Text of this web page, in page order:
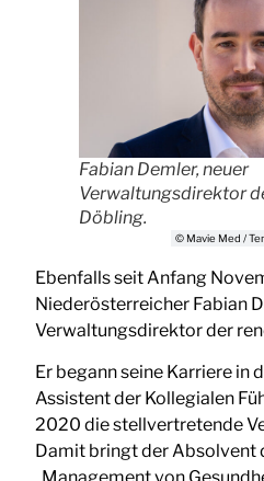
Fabian Demler, neuer
Verwaltungsdirektor
Döbling.
© Mavie Med /
Ebenfalls seit Anfang
Niederösterreicher Fabian
Verwaltungsdirektor der
Er begann seine Karriere in
Assistent der Kollegialen
2020 die stellvertretende
Damit bringt der Absolvent